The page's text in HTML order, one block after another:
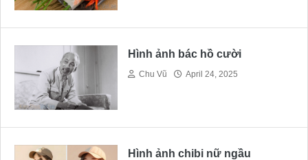
Hình ảnh bác hồ cười
Chu Vũ April 24, 2025
Hình ảnh chibi nữ ngầu